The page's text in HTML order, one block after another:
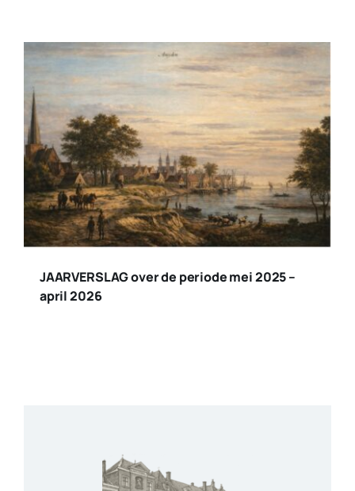
JAARVERSLAG over de periode mei 2025 –
april 2026